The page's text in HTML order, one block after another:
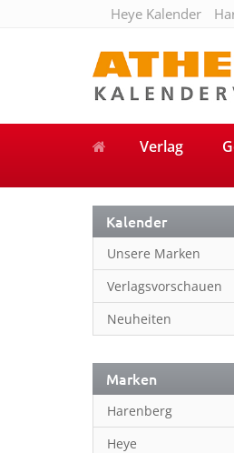
Heye Kalender
Verlag
Kalender
Unsere Marken
Verlagsvorschauen
Neuheiten
Marken
Harenberg
Heye